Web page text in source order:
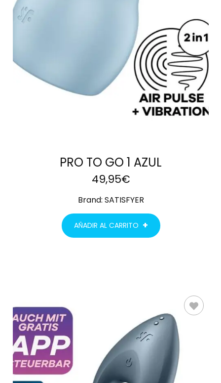
PRO TO GO 1 AZUL
49,95€
Brand: SATISFYER
AÑADIR AL CARRITO